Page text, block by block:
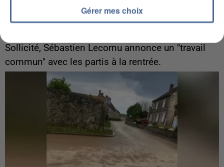
Gabriel Attal et Raphaël Glucksmann visés par des
Sollicité, Sébastien Lecornu annonce un "travail
commun" avec les partis à la rentrée.
Gérer mes choix